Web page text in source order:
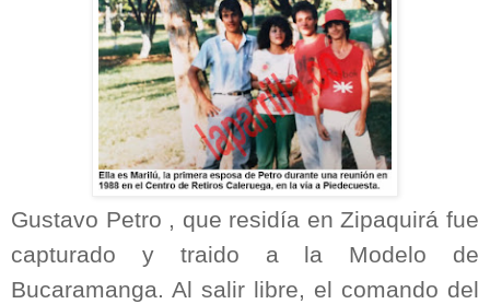
Gustavo Petro , que residía en Zipaquirá fue
capturado y traido a la Modelo de
Bucaramanga. Al salir libre, el comando del